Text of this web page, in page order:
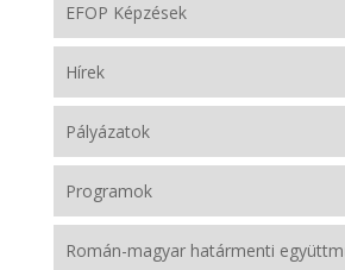
EFOP Képzések
Hírek
Pályázatok
Programok
Román-magyar határmenti